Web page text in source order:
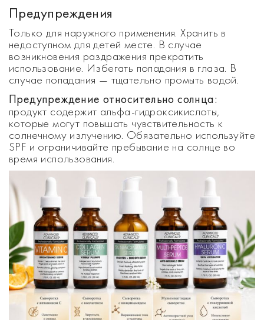
Предупреждения
Только для наружного применения. Хранить в
недоступном для детей месте. В случае
возникновения раздражения прекратить
использование. Избегать попадания в глаза. В
случае попадания — тщательно промыть водой.
Предупреждение относительно солнца:
продукт содержит альфа-гидроксикислоты,
которые могут повышать чувствительность к
солнечному излучению. Обязательно используйте
SPF и ограничивайте пребывание на солнце во
время использования.